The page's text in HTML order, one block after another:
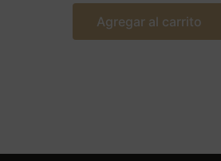
Agregar al carrito